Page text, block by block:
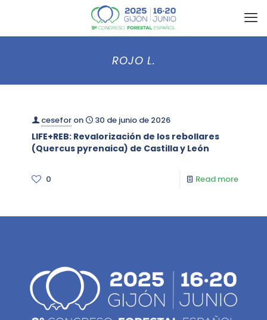
ROJO L.
cesefor on 30 de junio de 2026
LIFE+REB: Revalorización de los rebollares
(Quercus pyrenaica) de Castilla y León
0 Read more